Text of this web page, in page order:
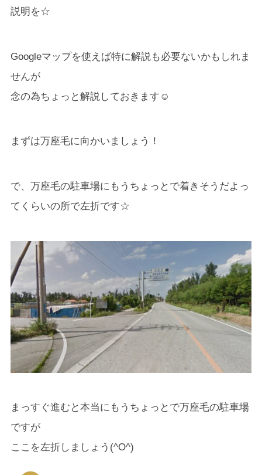
説明を☆
Googleマップを使えば特に解説も必要ないかもしれま
せんが
念の為ちょっと解説しておきます☺
まずは万座毛に向かいましょう！
で、万座毛の駐車場にもうちょっとで着きそうだよっ
てくらいの所で左折です☆
まっすぐ進むと本当にもうちょっとで万座毛の駐車場
ですが
ここを左折しましょう(^O^)